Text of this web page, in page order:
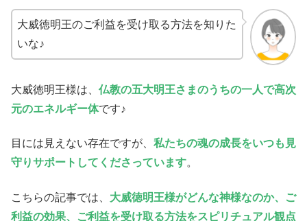
大威徳明王のご利益を受け取る方法を知りた
いな♪
大威徳明王様は、 仏教の五大明王さまのうちの一人で高次
元のエネルギー体です♪
目には見えない存在ですが、 私たちの魂の成長をいつも見
守りサポートしてくださっています。
こちらの記事では、 大威徳明王様がどんな神様なのか、ご
利益の効果、ご利益を受け取る方法をスピリチュアル観点